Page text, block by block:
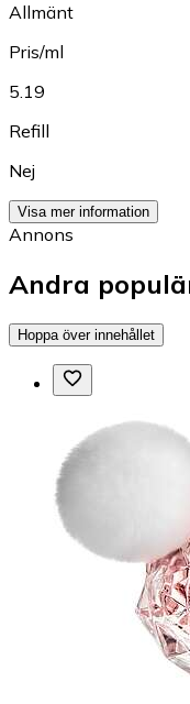
Allmänt
Pris/ml
5.19
Refill
Nej
Visa mer information
Annons
Andra
Hoppa över innehållet